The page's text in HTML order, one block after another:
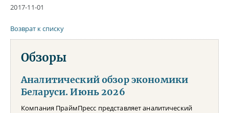
2017-11-01
Возврат к списку
Обзоры
Аналитический обзор экономики
Беларуси. Июнь 2026
Компания ПраймПресс представляет аналитический